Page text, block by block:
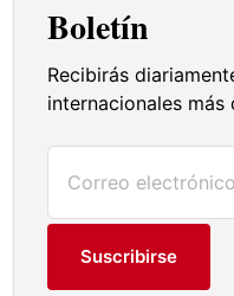
Boletín
Recibirás
internacionales más
Suscribirse